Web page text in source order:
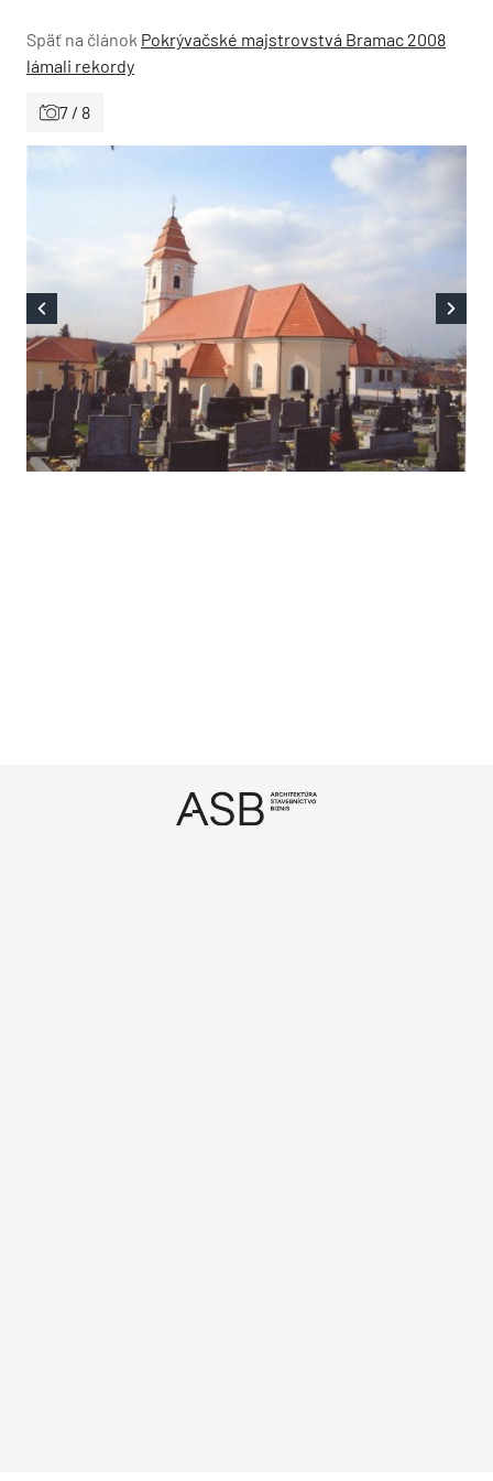
Späť na článok Pokrývačské majstrovstvá Bramac 2008
lámali rekordy
7 / 8